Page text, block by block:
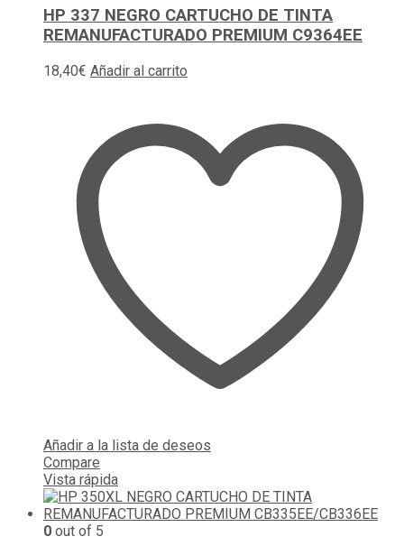
HP 337 NEGRO CARTUCHO DE TINTA
REMANUFACTURADO PREMIUM C9364EE
18,40€ Añadir al carrito
Añadir a la lista de deseos
Compare
Vista rápida
0 out of 5